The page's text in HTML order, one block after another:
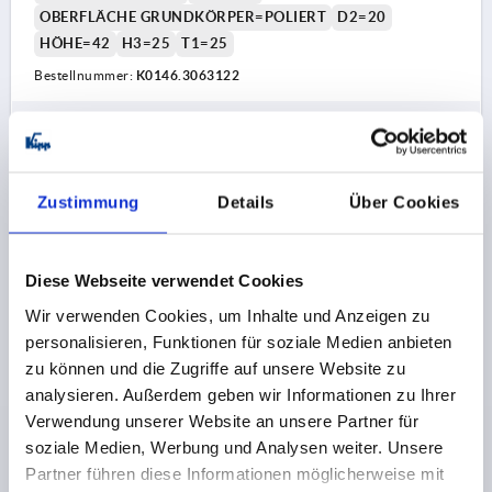
Zustimmung Details Über Cookies
Diese Webseite verwendet Cookies
Wir verwenden Cookies, um Inhalte und Anzeigen zu
personalisieren, Funktionen für soziale Medien anbieten
zu können und die Zugriffe auf unsere Website zu
analysieren. Außerdem geben wir Informationen zu Ihrer
Verwendung unserer Website an unsere Partner für
soziale Medien, Werbung und Analysen weiter. Unsere
Partner führen diese Informationen möglicherweise mit
OBERFLÄCHE GRUNDKÖRPER=POLIERT
D2=20
HÖHE=42
H3=25 T1=25
Bestellnummer: K0146.3063122
16,38 CHF
zzgl. MwSt.
DETAILS
K0146 C
KREUZGRIFF DIN6335, D1=32, D=6H=21, FORM:C,
EDELSTAHL GESTRAHLT
BOHRUNG=6
AUSSENDURCHMESSER=32